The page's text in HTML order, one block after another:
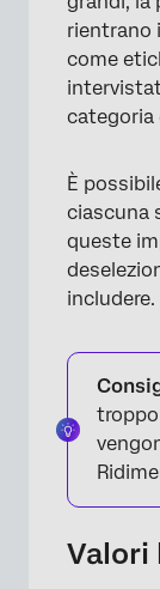
rientrano
come
categoria
È
ciascuna
queste
includere.
Valori